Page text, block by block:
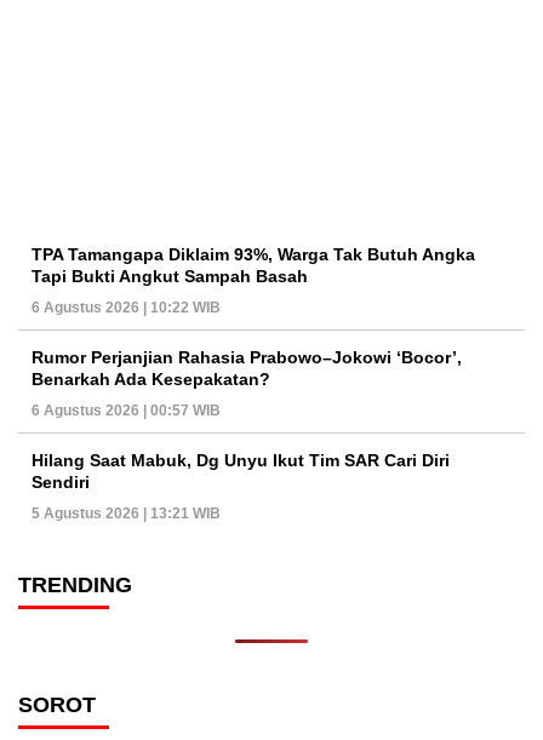
TPA Tamangapa Diklaim 93%, Warga Tak Butuh Angka
Tapi Bukti Angkut Sampah Basah
6 Agustus 2026 | 10:22 WIB
Rumor Perjanjian Rahasia Prabowo–Jokowi ‘Bocor’,
Benarkah Ada Kesepakatan?
6 Agustus 2026 | 00:57 WIB
Hilang Saat Mabuk, Dg Unyu Ikut Tim SAR Cari Diri
Sendiri
5 Agustus 2026 | 13:21 WIB
TRENDING
SOROT